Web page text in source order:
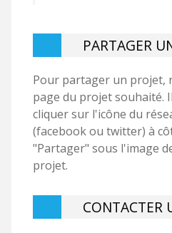
PARTAGER
Pour partager un projet,
page du projet souhaité.
cliquer sur l'icône du
(facebook ou twitter) à
"Partager" sous l'image
projet.
CONTACTER